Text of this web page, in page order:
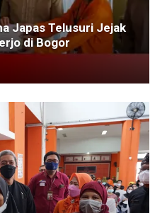
Japas Telusuri Jejak
di Bogor